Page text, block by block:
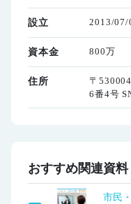
設立 2013/07/
資本金 800万
住所
〒
6番4号
おすすめ関連資料